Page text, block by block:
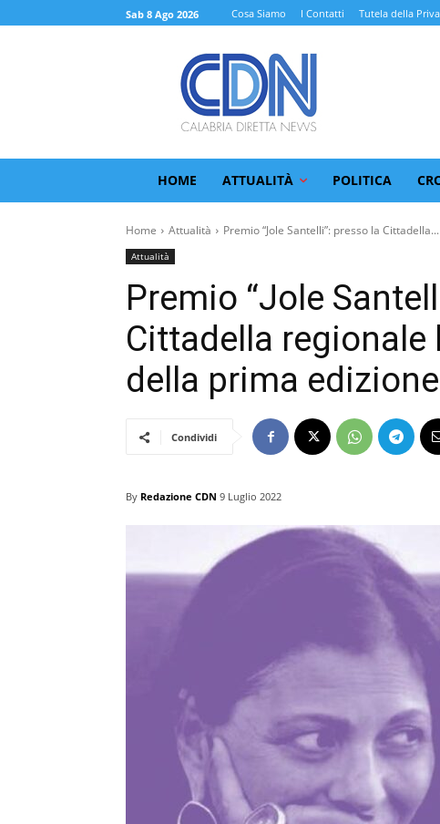
Sab 8 Ago 2026 Cosa Siamo I Contatti Tutela della
HOME ATTUALITÀ POLITICA
Home Attualità Premio “Jole Santelli”: presso la Cittadella...
Attualità
Premio “Jole
Cittadella regionale
della prima edizione
Condividi
By Redazione CDN 9 Luglio 2022